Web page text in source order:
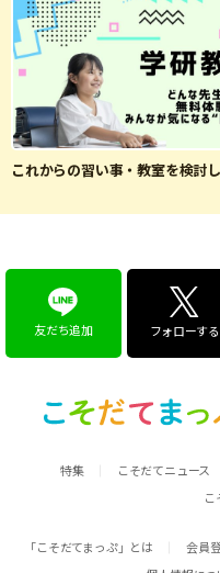
これからの習い事・教室を検討
友だち追加 フォローする
特集 こそだてニュース
こ
「こそだてまっぷ」とは 会員